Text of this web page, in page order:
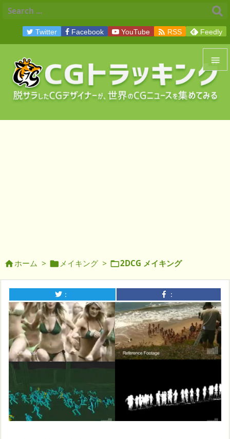


メニュ
Twitter Facebook YouTube  RSS Feedly
ホーム >  メイキング > 2DCG メイキング
： ：